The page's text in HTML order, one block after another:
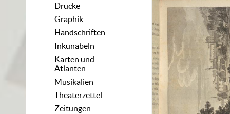
Drucke
Graphik
Handschriften
Inkunabeln
Karten und
Atlanten
Musikalien
Theaterzettel
Zeitungen